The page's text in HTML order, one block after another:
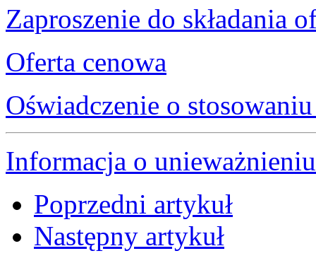
Zaproszenie do składania
Oferta cenowa
Oświadczenie o
Informacja o
Poprzedni artykuł
Następny artykuł